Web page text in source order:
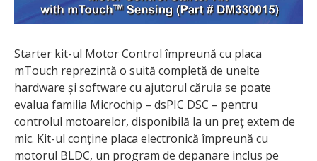
Starter kit-ul Motor Control împreună cu placa
mTouch reprezintă o suită completă de unelte
hardware și software cu ajutorul căruia se poate
evalua familia Microchip – dsPIC DSC – pentru
controlul motoarelor, disponibilă la un preț extem de
mic. Kit-ul conține placa electronică împreună cu
motorul BLDC, un program de depanare inclus pe